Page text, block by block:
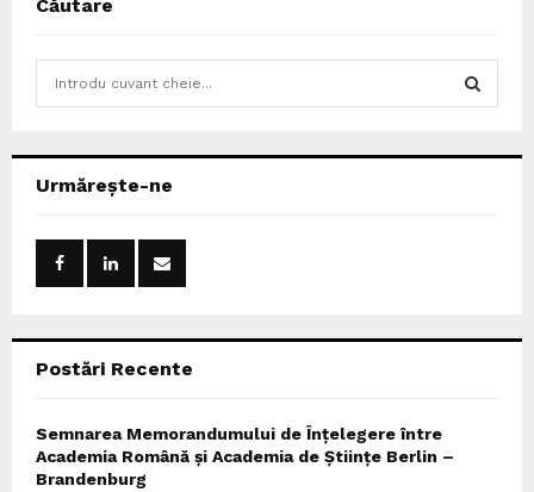
Căutare
h
o
Urmărește-ne
Postări Recente
Semnarea Memorandumului de Înțelegere între
Academia Română și Academia de Științe Berlin –
Brandenburg